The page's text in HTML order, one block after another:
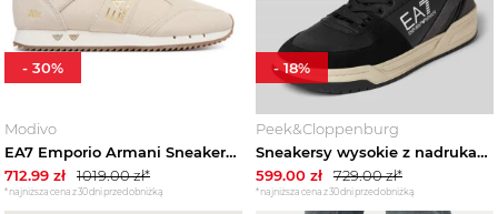
Modivo
EA7 Emporio Armani Sneakersy 7X000648 AF17465 MZ567 Beżowy
712.99 zł 1019.00zł*
*najniższa cena z 30 dni przed obniżką
- 30%
Peek&Cloppenburg
Sneakersy wysokie z nadrukami z logo model ‘BASELINE BASKET’ EA7 Emporio Armani Czarny
599.00 zł 729.00zł*
*najniższa cena z 30 dni przed obniżką
-18%